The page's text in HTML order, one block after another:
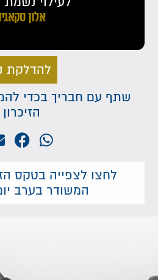
אלון
להדלקת
שתף עם חבריך בכדי
הזיכרון
לחצו לצפייה בטקס
המשודר בערב